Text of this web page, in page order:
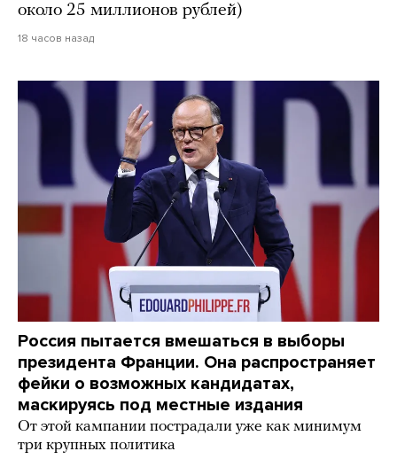
около 25 миллионов рублей)
18 часов назад
Россия пытается вмешаться в выборы
президента Франции. Она распространяет
фейки о возможных кандидатах,
маскируясь под местные издания
От этой кампании пострадали уже как минимум
три крупных политика